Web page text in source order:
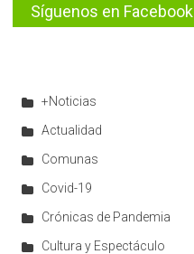
Síguenos en Facebook
+Noticias
Actualidad
Comunas
Covid-19
Crónicas de Pandemia
Cultura y Espectáculo